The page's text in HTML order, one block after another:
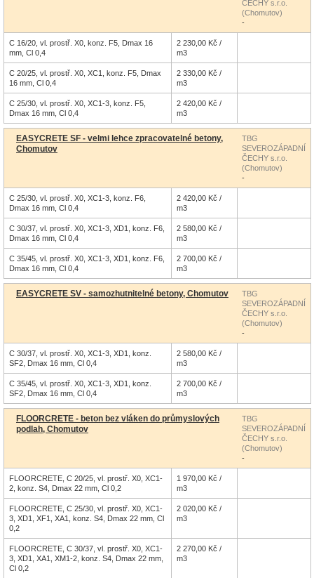
ČECHY s.r.o.
(Chomutov)
-
C 16/20, vl. prostř. X0, konz. F5, Dmax 16
mm, Cl 0,4
2 230,00 Kč /
m3
C 20/25, vl. prostř. X0, XC1, konz. F5, Dmax
16 mm, Cl 0,4
2 330,00 Kč /
m3
C 25/30, vl. prostř. X0, XC1-3, konz. F5,
Dmax 16 mm, Cl 0,4
2 420,00 Kč /
m3
EASYCRETE SF - velmi lehce zpracovatelné betony,
Chomutov
TBG
SEVEROZÁPADNÍ
ČECHY s.r.o.
(Chomutov)
-
C 25/30, vl. prostř. X0, XC1-3, konz. F6,
Dmax 16 mm, Cl 0,4
2 420,00 Kč /
m3
C 30/37, vl. prostř. X0, XC1-3, XD1, konz. F6,
Dmax 16 mm, Cl 0,4
2 580,00 Kč /
m3
C 35/45, vl. prostř. X0, XC1-3, XD1, konz. F6,
Dmax 16 mm, Cl 0,4
2 700,00 Kč /
m3
EASYCRETE SV - samozhutnitelné betony, Chomutov
TBG
SEVEROZÁPADNÍ
ČECHY s.r.o.
(Chomutov)
-
C 30/37, vl. prostř. X0, XC1-3, XD1, konz.
SF2, Dmax 16 mm, Cl 0,4
2 580,00 Kč /
m3
C 35/45, vl. prostř. X0, XC1-3, XD1, konz.
SF2, Dmax 16 mm, Cl 0,4
2 700,00 Kč /
m3
FLOORCRETE - beton bez vláken do průmyslových
podlah, Chomutov
TBG
SEVEROZÁPADNÍ
ČECHY s.r.o.
(Chomutov)
-
FLOORCRETE, C 20/25, vl. prostř. X0, XC1-
2, konz. S4, Dmax 22 mm, Cl 0,2
1 970,00 Kč /
m3
FLOORCRETE, C 25/30, vl. prostř. X0, XC1-
3, XD1, XF1, XA1, konz. S4, Dmax 22 mm, Cl
0,2
2 020,00 Kč /
m3
FLOORCRETE, C 30/37, vl. prostř. X0, XC1-
3, XD1, XA1, XM1-2, konz. S4, Dmax 22 mm,
Cl 0,2
2 270,00 Kč /
m3